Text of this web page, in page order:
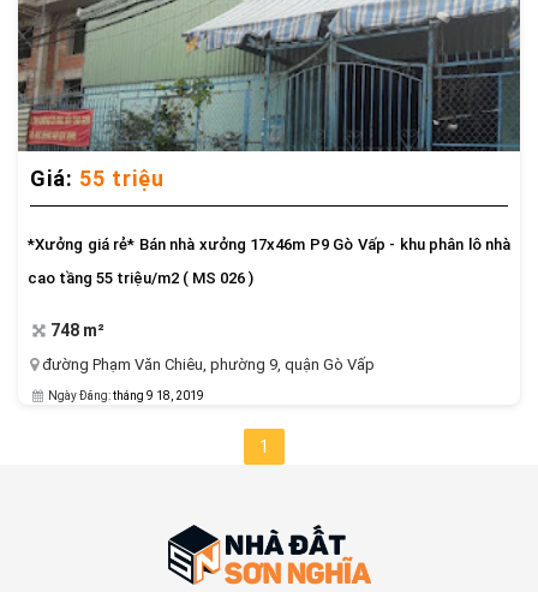
Giá: 55 triệu
*Xưởng giá rẻ* Bán nhà xưởng 17x46m P9 Gò Vấp - khu phân lô nhà
cao tầng 55 triệu/m2 ( MS 026 )
748 m²
đường Phạm Văn Chiêu, phường 9, quận Gò Vấp
Ngày Đăng:tháng 9 18, 2019
1